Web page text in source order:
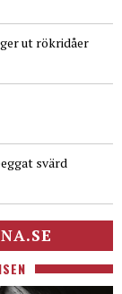
ut rökridåer
svärd